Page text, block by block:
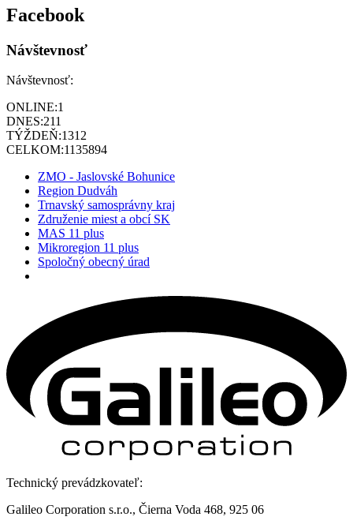
Facebook
Návštevnosť
Návštevnosť:
ONLINE:1
DNES:211
TÝŽDEŇ:1312
CELKOM:1135894
ZMO - Jaslovské Bohunice
Region Dudváh
Trnavský samosprávny kraj
Združenie miest a obcí SK
MAS 11 plus
Mikroregion 11 plus
Spoločný obecný úrad
Technický prevádzkovateľ:
Galileo Corporation s.r.o., Čierna Voda 468, 925 06